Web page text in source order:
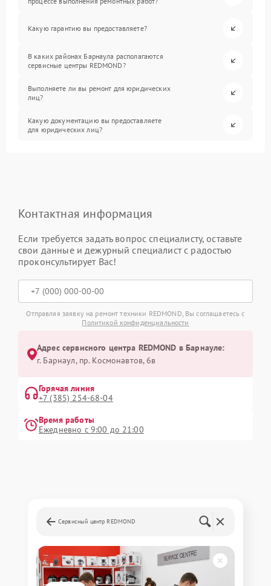
Какую гарантию вы предоставляете?
В каких районах Барнаула располагаются
сервисные центры REDMOND?
Выполняете ли вы ремонт для юридических
лиц?
Какую документацию вы предоставляете
для юридических лиц?
Контактная информация
Если требуется задать вопрос специалисту, оставьте
свои данные и дежурный специалист с радостью
проконсультирует Вас!
Отправляя заявку на ремонт техники REDMOND, Вы соглашаетесь с
Политикой конфиденциальности
Адрес сервисного центра REDMOND в Барнауле:
г. Барнаул, ​пр. Космонавтов, 6в
Горячая линия
+7 (385) 254-68-04
Время работы
Ежедневно с 9:00 до 21:00
Сервисный центр REDMOND